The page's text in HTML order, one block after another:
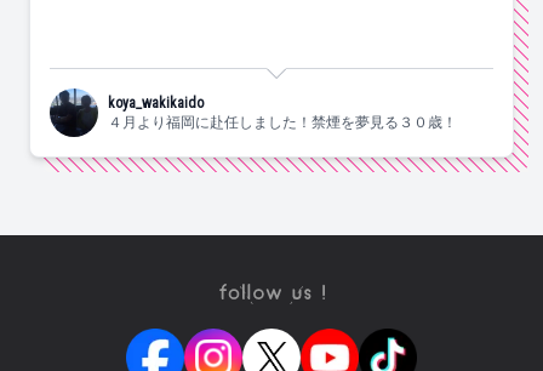
koya_wakikaido
４月より福岡に赴任しました！禁煙を夢見る３０歳！